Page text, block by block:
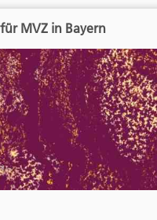
MVZ in Bayern